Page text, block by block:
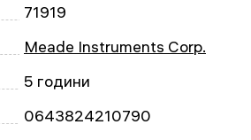
71919
Meade Instruments Corp.
5 години
0643824210790